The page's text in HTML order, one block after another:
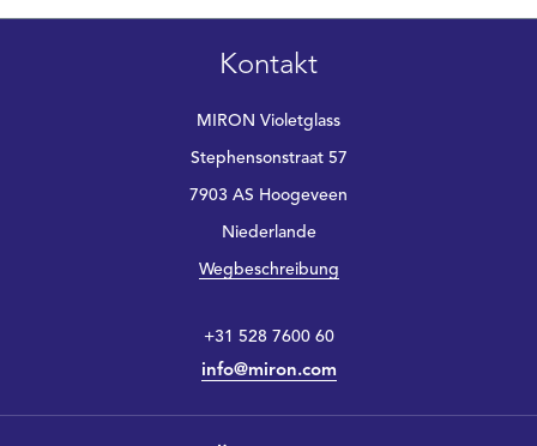
Kontakt
MIRON Violetglass
Stephensonstraat 57
7903 AS Hoogeveen
Niederlande
Wegbeschreibung
+31 528 7600 60
info@miron.com